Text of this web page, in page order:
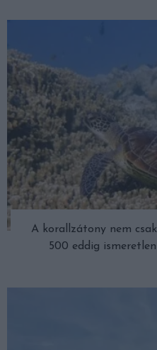
A korallzátony nem
500 eddig